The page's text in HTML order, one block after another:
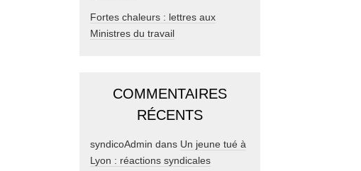
Fortes chaleurs : lettres aux
Ministres du travail
COMMENTAIRES
RÉCENTS
syndicoAdmin dans Un jeune tué à
Lyon : réactions syndicales